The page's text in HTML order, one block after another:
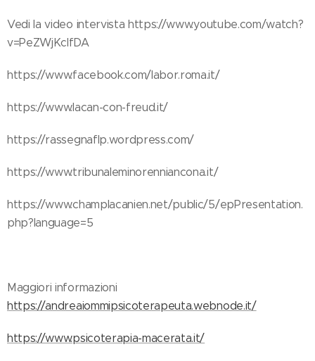
Vedi la video intervista https://www.youtube.com/watch?
v=PeZWjKcIfDA
https://www.facebook.com/labor.roma.it/
https://www.lacan-con-freud.it/
https://rassegnaflp.wordpress.com/
https://www.tribunaleminorenniancona.it/
https://www.champlacanien.net/public/5/epPresentation.
php?language=5
Maggiori informazioni
https://andreaiommipsicoterapeuta.webnode.it/
https://www.psicoterapia-macerata.it/